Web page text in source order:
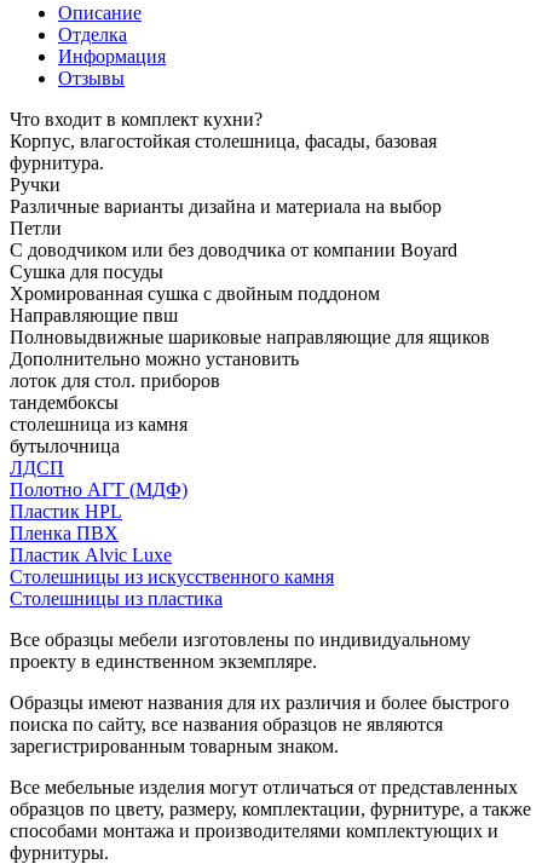
Описание
Отделка
Информация
Отзывы
Что входит в комплект кухни?
Корпус, влагостойкая столешница, фасады, базовая
фурнитура.
Ручки
Различные варианты дизайна и материала на выбор
Петли
С доводчиком или без доводчика от компании Boyard
Сушка для посуды
Хромированная сушка с двойным поддоном
Направляющие пвш
Полновыдвижные шариковые направляющие для ящиков
Дополнительно можно установить
лоток для стол. приборов
тандембоксы
столешница из камня
бутылочница
ЛДСП
Полотно АГТ (МДФ)
Пластик HPL
Пленка ПВХ
Пластик Alvic Luxe
Столешницы из искусственного камня
Столешницы из пластика
Все образцы мебели изготовлены по индивидуальному
проекту в единственном экземпляре.
Образцы имеют названия для их различия и более быстрого
поиска по сайту, все названия образцов не являются
зарегистрированным товарным знаком.
Все мебельные изделия могут отличаться от представленных
образцов по цвету, размеру, комплектации, фурнитуре, а также
способами монтажа и производителями комплектующих и
фурнитуры.